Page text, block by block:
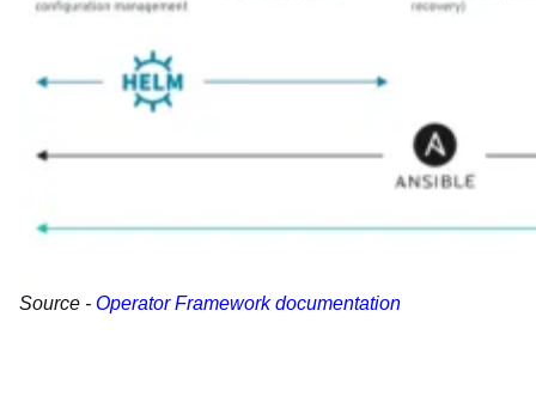
Source - Operator Framework documentation